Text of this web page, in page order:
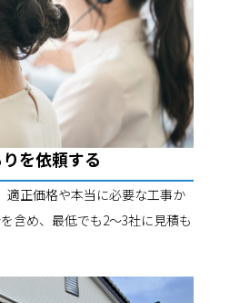
を依頼する
適正価格や本当に必要な工事か
含め、最低でも2～3社に見積も